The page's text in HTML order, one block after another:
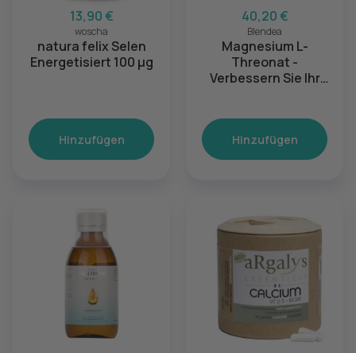
13,90 €
woscha
natura felix Selen
Energetisiert 100 µg
Hinzufügen
40,20 €
Blendea
Magnesium L-
Threonat -
Verbessern Sie Ihr
Hinzufügen